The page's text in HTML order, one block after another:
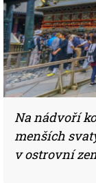
Na nádvoří
menších
v ostrovní